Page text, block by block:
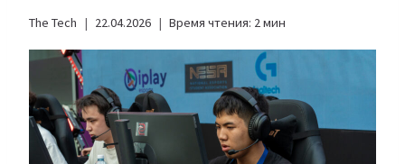
The Tech 22.04.2026 Время чтения: 2мин